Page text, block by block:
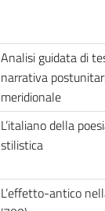
Analisi guidata di
narrativa
meridionale
L’italiano della
stilistica
L’effetto-antico